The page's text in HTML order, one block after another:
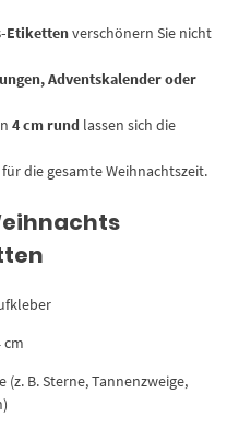
Etikettenverschönern Sie nicht
Adventskalender oder
4 cm rund lassen sich die
die gesamte Weihnachtszeit.
cm
B. Sterne, Tannenzweige,